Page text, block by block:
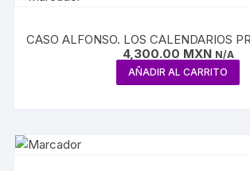
CASO ALFONSO. LOS CALENDARIOS
4,300.00 MXN N/A
AÑADIR AL CARRITO